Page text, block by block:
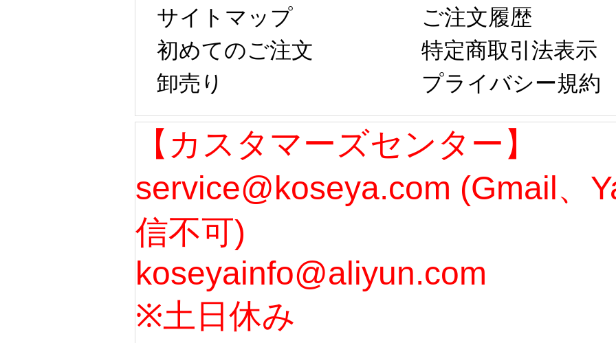
サイトマップ
ご注文履歴
初めてのご注文
特定商取引法表示
卸売り
プライバシー規約
【カスタマーズセンター】
service@koseya.com (Gmail、
信不可)
koseyainfo@aliyun.com
※土日休み